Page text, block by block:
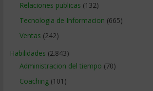
Relaciones publicas (132)
Tecnologia de Informacion (665)
Ventas (242)
Habilidades (2.843)
Administracion del tiempo (70)
Coaching(101)